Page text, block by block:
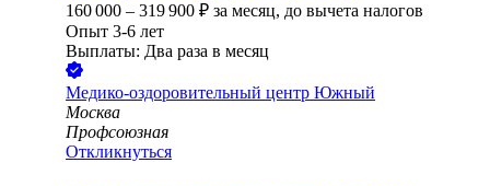
160 000 – 319 900 ₽ за месяц, до вычета налогов
Опыт 3-6 лет
Выплаты: Два раза в месяц
Медико-оздоровительный центр Южный
Москва
Профсоюзная
Откликнуться